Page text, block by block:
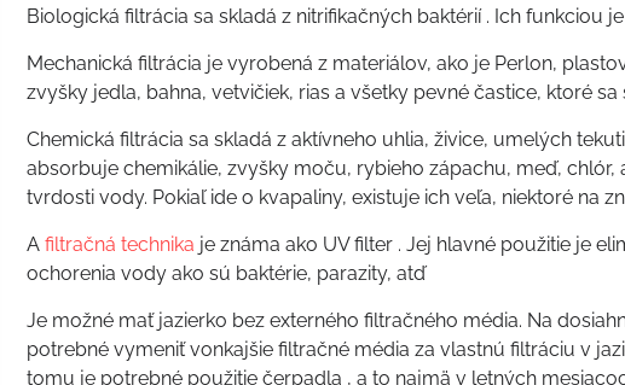
Biologická filtrácia sa skladá z nitrifikačných baktérií . Ich funkciou
Mechanická filtrácia je vyrobená z materiálov, ako je Perlon,
zvyšky jedla, bahna, vetvičiek, rias a všetky pevné častice, ktoré sa
Chemická filtrácia sa skladá z aktívneho uhlia, živice, umelých
absorbuje chemikálie, zvyšky moču, rybieho zápachu, meď,
tvrdosti vody. Pokiaľ ide o kvapaliny, existuje ich veľa, niektoré na
A filtračná technika je známa ako UV filter . Jej hlavné použitie je
ochorenia vody ako sú baktérie, parazity, atď
Je možné mať jazierko bez externého filtračného média. Na
potrebné vymeniť vonkajšie filtračné média za vlastnú filtráciu v
tomu je potrebné použitie čerpadla , a to najmä v letných